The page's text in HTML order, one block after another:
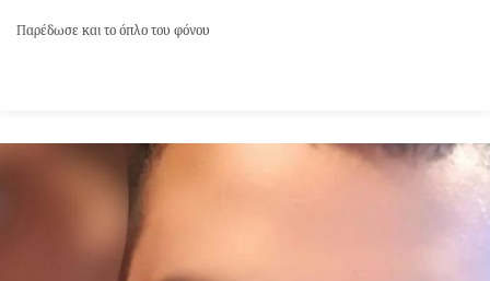
Παρέδωσε και το όπλο του φόνου